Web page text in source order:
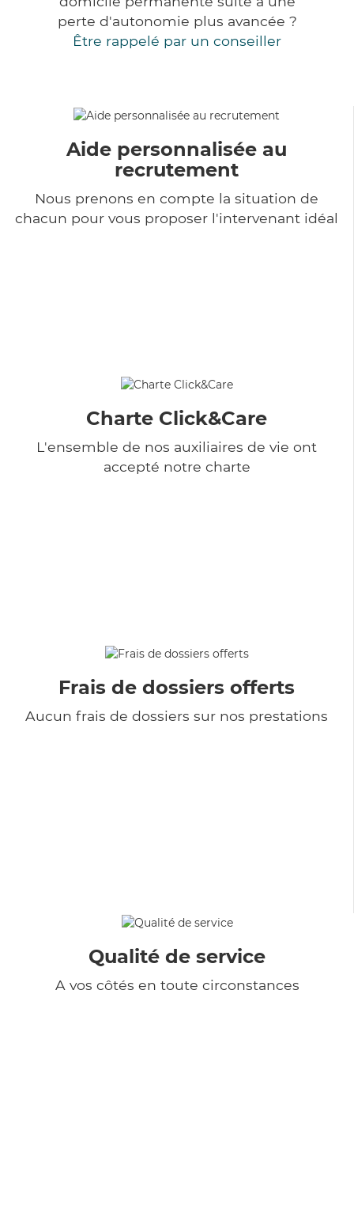
perte d'autonomie plus avancée ?
Être rappelé par un conseiller
Aide personnalisée au
recrutement
Nous prenons en compte la situation de
chacun pour vous proposer l'intervenant idéal
Charte Click&Care
L'ensemble de nos auxiliaires de vie ont
accepté notre charte
Frais de dossiers offerts
Aucun frais de dossiers sur nos prestations
Qualité de service
A vos côtés en toute circonstances